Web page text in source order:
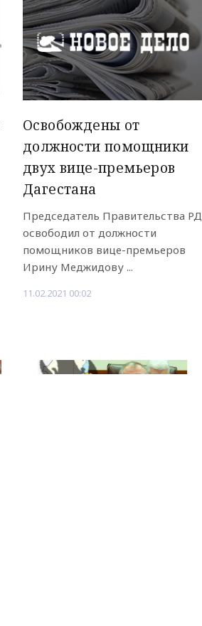
Освобождены от
должности помощники
двух вице-премьеров
Дагестана
Председатель Правительства РД
освободил от должности
помощников вице-премьеров
Ирину Меджидову ...
11.02.2021 00:02